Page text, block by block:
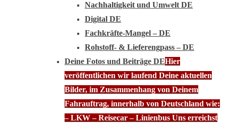
Nachhaltigkeit und Umwelt DE
Digital DE
Fachkräfte-Mangel – DE
Rohstoff- & Lieferengpass – DE
Deine Fotos und Beiträge DEHier
veröffentlichen wir laufend Deine aktuellen
Bilder, im Zusammenhang von Deinem
Fahrauftrag, innerhalb von Deutschland wie:
– LKW – Reisecar – Linienbus Uns erreichst